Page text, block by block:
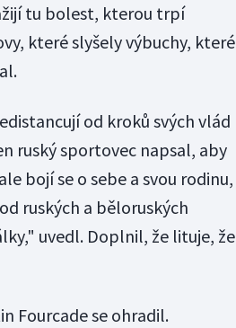
tu bolest, kterou trpí
které slyšely výbuchy, které
od kroků svých vlád
ruský sportovec napsal, aby
bojí se o sebe a svou rodinu,
ruských a běloruských
uvedl. Doplnil, že lituje, že
Fourcade se ohradil.